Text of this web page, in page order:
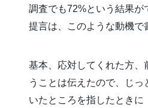
調査でも72%という結果
提言は、このような動機で
基本、応対してくれた方、
うことは伝えたので、じ
いたところを指したときに